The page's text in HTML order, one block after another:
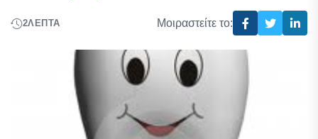
2ΛΕΠΤΆ Μοιραστείτε το: